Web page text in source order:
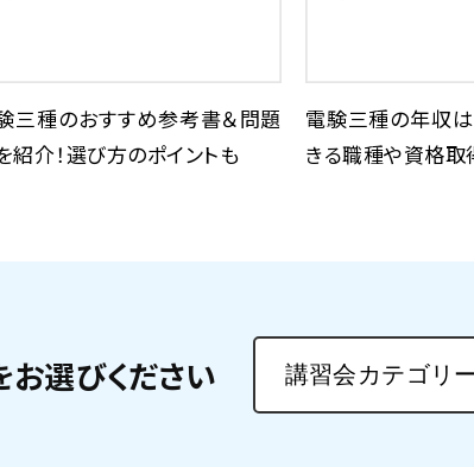
三種のおすすめ参考書＆問題
紹介！選び方のポイントも
電験三種の年収
きる職種や資格
選びください